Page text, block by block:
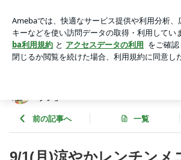
順子オフィシャルブログ「旬の野菜キッ
アプリをダウンロードして ブログの更新通知
ょう。
チン」
前の記事へ 一覧
9/1(月)涼やかレンチンメ